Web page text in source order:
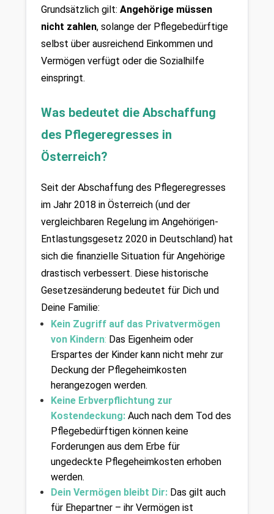
Grundsätzlich gilt: Angehörige müssen
nicht zahlen, solange der Pflegebedürftige
selbst über ausreichend Einkommen und
Vermögen verfügt oder die Sozialhilfe
einspringt.
Was bedeutet die Abschaffung
des Pflegeregresses in
Österreich?
Seit der Abschaffung des Pflegeregresses
im Jahr 2018 in Österreich (und der
vergleichbaren Regelung im Angehörigen-
Entlastungsgesetz 2020 in Deutschland) hat
sich die finanzielle Situation für Angehörige
drastisch verbessert. Diese historische
Gesetzesänderung bedeutet für Dich und
Deine Familie:
Kein Zugriff auf das Privatvermögen
von Kindern: Das Eigenheim oder
Erspartes der Kinder kann nicht mehr zur
Deckung der Pflegeheimkosten
herangezogen werden.
Keine Erbverpflichtung zur
Kostendeckung: Auch nach dem Tod des
Pflegebedürftigen können keine
Forderungen aus dem Erbe für
ungedeckte Pflegeheimkosten erhoben
werden.
Dein Vermögen bleibt Dir: Das gilt auch
für Ehepartner – ihr Vermögen ist